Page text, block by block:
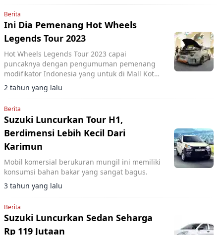
Berita
Ini Dia Pemenang Hot Wheels
Legends Tour 2023
Hot Wheels Legends Tour 2023 capai
puncaknya dengan pengumuman pemenang
modifikator Indonesia yang untuk di Mall Kota
Kasablanka pada 19 Agustus 2023.
2 tahun yang lalu
Berita
Suzuki Luncurkan Tour H1,
Berdimensi Lebih Kecil Dari
Karimun
Mobil komersial berukuran mungil ini memiliki
konsumsi bahan bakar yang sangat bagus.
3 tahun yang lalu
Berita
Suzuki Luncurkan Sedan Seharga
Rp 119 Jutaan